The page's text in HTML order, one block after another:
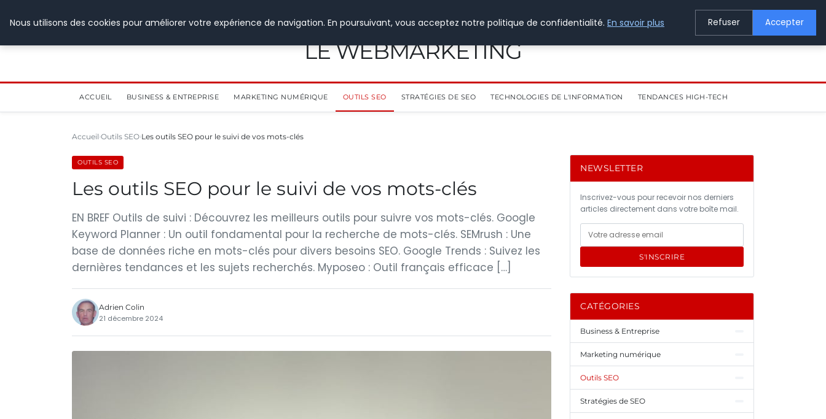
LE WEBMARKETING
ACCUEIL BUSINESS & ENTREPRISE MARKETING NUMÉRIQUE OUTILS SEO STRATÉGIES DE SEO TECHNOLOGIES DE L'INFORMATION TENDANCES HIGH-TECH
Accueil Outils SEO Les outils SEO pour le suivi de vos mots-clés
OUTILS SEO
Les outils SEO pour le suivi de vos mots-clés
EN BREF Outils de suivi : Découvrez les meilleurs outils pour suivre vos mots-clés. Google
Keyword Planner : Un outil fondamental pour la recherche de mots-clés. SEMrush : Une
base de données riche en mots-clés pour divers besoins SEO. Google Trends : Suivez les
dernières tendances et les sujets recherchés. Myposeo : Outil français efficace […]
Adrien Colin
21 décembre 2024
NEWSLETTER
Inscrivez-vous pour recevoir nos derniers
articles directement dans votre boîte mail.
S'INSCRIRE
CATÉGORIES
Business & Entreprise
Marketing numérique
Outils SEO
Stratégies de SEO
Nous utilisons des cookies pour améliorer votre expérience de navigation. En poursuivant, vous acceptez notre politique de confidentialité. En savoir plus Refuser Accepter